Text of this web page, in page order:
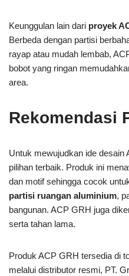
Keunggulan lain dari proyek
Berbeda dengan partisi
rayap atau mudah lembab,
bobot yang ringan
area.
Rekomendasi
Untuk mewujudkan ide desain
pilihan terbaik. Produk ini
dan motif sehingga cocok
partisi ruangan aluminium,
bangunan. ACP GRH juga
serta tahan lama.
Produk ACP GRH tersedia di
melalui distributor resmi, PT.